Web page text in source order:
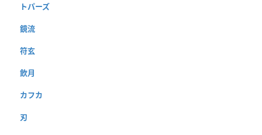
トパーズ
鏡流
符玄
飲月
カフカ
刃